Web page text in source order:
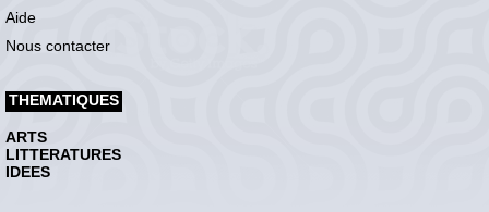
Aide
Nous contacter
THEMATIQUES
ARTS
LITTERATURES
IDEES